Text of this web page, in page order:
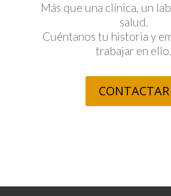
Más que una clínica, un
salud.
Cuéntanos tu historia y
trabajar en ello.
CONTACTAR